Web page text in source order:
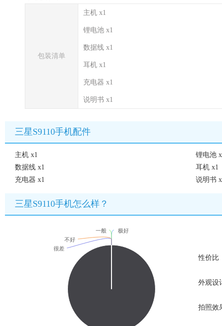
包装清单
主机 x1
锂电池 x1
数据线 x1
耳机 x1
充电器 x1
说明书 x1
三星S9110手机配件
主机 x1
锂电池
数据线 x1
耳机 x1
充电器 x1
说明书
三星S9110手机怎么样？
极好
一般
不好
很差
性价比
外观设
拍照效